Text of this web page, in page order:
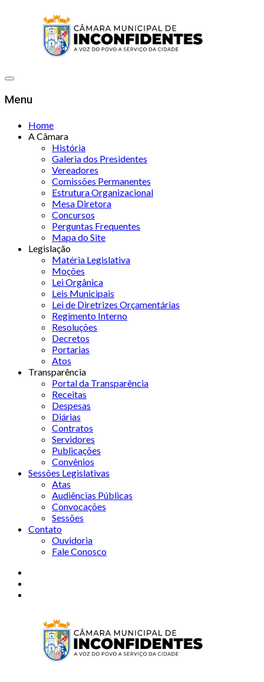
Menu
Home
A Câmara
História
Galeria dos Presidentes
Vereadores
Comissões Permanentes
Estrutura Organizacional
Mesa Diretora
Concursos
Perguntas Frequentes
Mapa do Site
Legislação
Matéria Legislativa
Moções
Lei Orgânica
Leis Municipais
Lei de Diretrizes Orçamentárias
Regimento Interno
Resoluções
Decretos
Portarias
Atos
Transparência
Portal da Transparência
Receitas
Despesas
Diárias
Contratos
Servidores
Publicações
Convênios
Sessões Legislativas
Atas
Audiências Públicas
Convocações
Sessões
Contato
Ouvidoria
Fale Conosco